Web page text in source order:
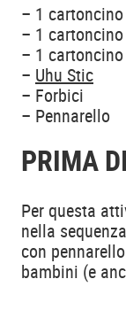
– 1
– 1
– 1
– Uhu Stic
– Forbici
– Pennarello
PRIMA
Per questa
nella
con
bambini (e